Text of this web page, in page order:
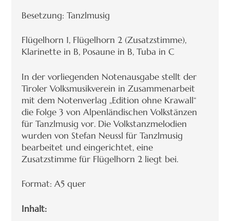
Besetzung: Tanzlmusig
Flügelhorn 1, Flügelhorn 2 (Zusatzstimme),
Klarinette in B, Posaune in B, Tuba in C
In der vorliegenden Notenausgabe stellt der
Tiroler Volksmusikverein in Zusammenarbeit
mit dem Notenverlag „Edition ohne Krawall“
die Folge 3 von Alpenländischen Volkstänzen
für Tanzlmusig vor. Die Volkstanzmelodien
wurden von Stefan Neussl für Tanzlmusig
bearbeitet und eingerichtet, eine
Zusatzstimme für Flügelhorn 2 liegt bei.
Format: A5 quer
Inhalt: